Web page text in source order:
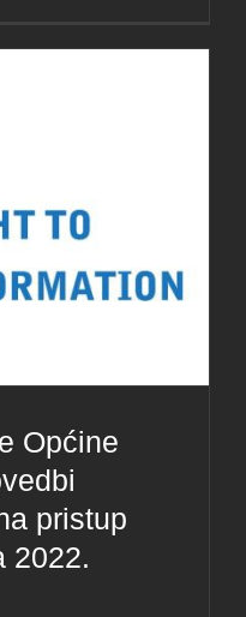
Općine
pristup
2022.